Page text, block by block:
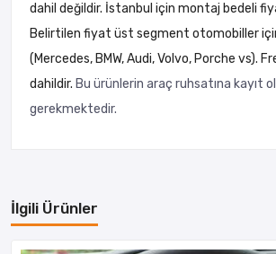
dahil değildir. İstanbul için montaj bedeli
Belirtilen fiyat üst segment otomobiller
(Mercedes, BMW, Audi, Volvo, Porche vs).
dahildir. Bu ürünlerin araç ruhsatına kayıt
gerekmektedir.
İlgili Ürünler